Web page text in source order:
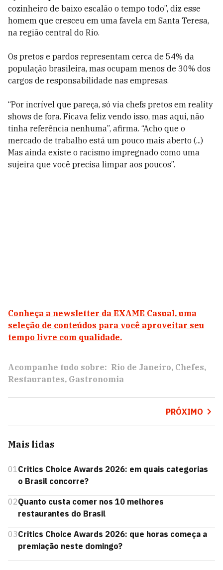
cozinheiro de baixo escalão o tempo todo”, diz esse
homem que cresceu em uma favela em Santa Teresa,
na região central do Rio.
Os pretos e pardos representam cerca de 54% da
população brasileira, mas ocupam menos de 30% dos
cargos de responsabilidade nas empresas.
“Por incrível que pareça, só via chefs pretos em reality
shows de fora. Ficava feliz vendo isso, mas aqui, não
tinha referência nenhuma”, afirma. “Acho que o
mercado de trabalho está um pouco mais aberto (...)
Mas ainda existe o racismo impregnado como uma
sujeira que você precisa limpar aos poucos”.
Conheça a newsletter da EXAME Casual, uma
seleção de conteúdos para você aproveitar seu
tempo livre com qualidade.
Acompanhe tudo sobre: Rio de Janeiro Chefes
Restaurantes Gastronomia
PRÓXIMO
Mais lidas
01 Critics Choice Awards 2026: em quais categorias
o Brasil concorre?
02Quanto custa comer nos 10 melhores
restaurantes do Brasil
03Critics Choice Awards 2026: que horas começa a
premiação neste domingo?